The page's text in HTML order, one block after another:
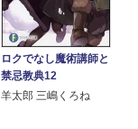
ロクでなし魔術講師と
禁忌教典12
羊太郎 三嶋くろね